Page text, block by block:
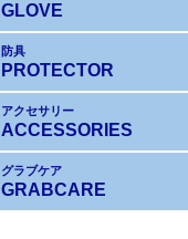
GLOVE
防具
PROTECTOR
アクセサリー
ACCESSORIES
グラブケア
GRABCARE